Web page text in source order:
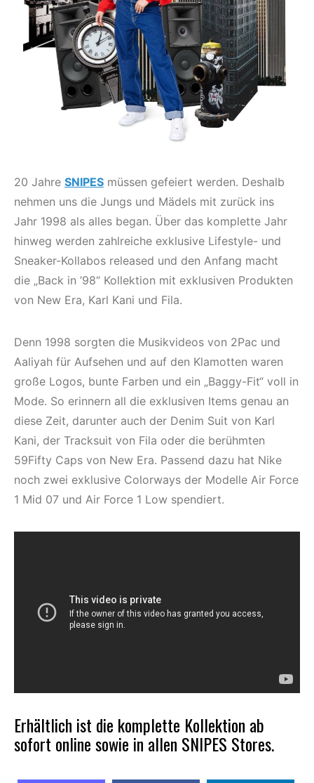
20 Jahre SNIPES müssen gefeiert werden. Deshalb
nehmen uns die Jungs und Mädels mit zurück ins
Jahr 1998 als alles began. Über das komplette Jahr
hinweg werden zahlreiche exklusive Lifestyle- und
Sneaker-Kollabos released und den Anfang macht
die „Back in ’98“ Kollektion mit exklusiven Produkten
von New Era, Karl Kani und Fila.
Denn 1998 sorgten die Musikvideos von 2Pac und
Aaliyah für Aufsehen und auf den Klamotten waren
große Logos, bunte Farben und ein „Baggy-Fit“ voll in
Mode. So erinnern all die exklusiven Items genau an
diese Zeit, darunter auch der Denim Suit von Karl
Kani, der Tracksuit von Fila oder die berühmten
59Fifty Caps von New Era. Passend dazu hat Nike
noch zwei exklusive Colorways der Modelle Air Force
1 Mid 07 und Air Force 1 Low spendiert.
Erhältlich ist die komplette Kollektion ab
sofort onlinesowie in allen SNIPES Stores.